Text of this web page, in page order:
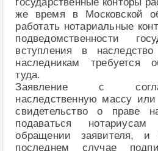
же время в Московской
работать нотариальные
подведомственности
вступления в
наследникам требуется
туда.
Заявление с
наследственную массу
свидетельство о праве
подаваться
обращении заявителя,
последнем случае